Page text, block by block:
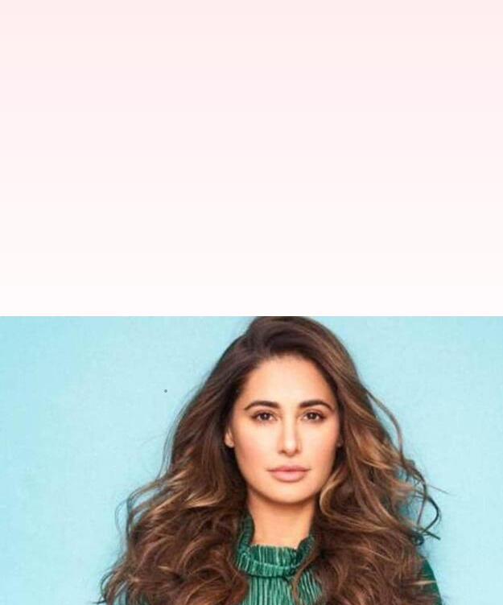
இரட்டை கொலை வழக்கில் கைது
Dec 03, 2024 09:36 am
நடிகை நர்கிஸ் ஃபக்ரியின்
முன்னாள் காதலன் உட்பட இருவரை தீ வைத்துகொலை
நர்கிஸ் ஃபக்ரி தமிழில்பிரஷாந்த்நடித்த 'சாகசம்'
இவரின் சகோதரி அலியா ஃபக்ரி கடந்த நவம்பர் 23
வேண்டுமென்றே தீ வைத்து, அவரது முன்னாள் காதலன்